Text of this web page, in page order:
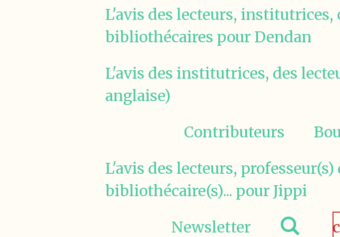
L'avis des lecteurs,
bibliothécaires pour Dendan
L'avis des institutrices, des
anglaise)
Contributeurs
L'avis des lecteurs,
bibliothécaire(s)... pour Jippi
Newsletter